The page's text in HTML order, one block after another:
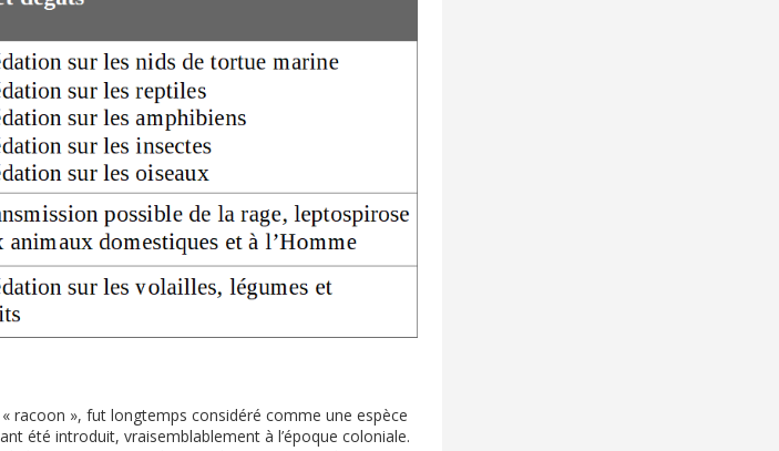
racoon », fut longtemps considéré comme une espèce
été introduit, vraisemblablement à l’époque coloniale.